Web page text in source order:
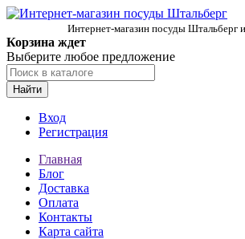
Интернет-магазин посуды Штальберг
Корзина ждет
Выберите любое предложение
Найти
Вход
Регистрация
Главная
Блог
Доставка
Оплата
Контакты
Карта сайта